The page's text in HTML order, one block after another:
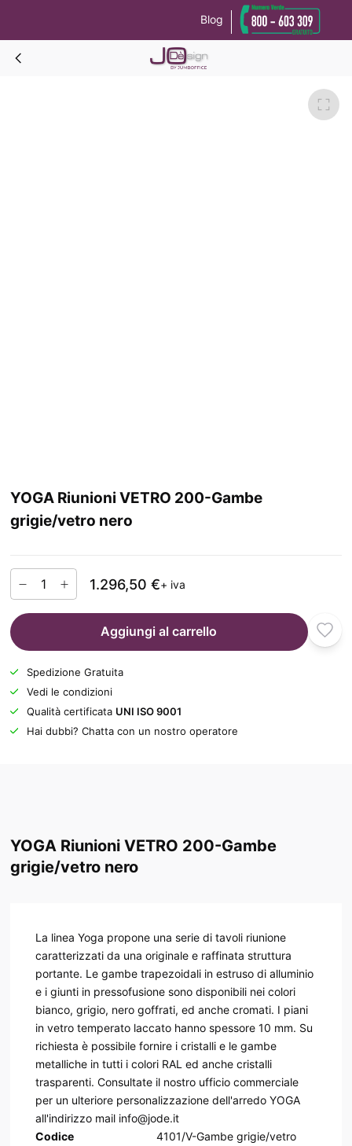
Blog
YOGA Riunioni VETRO 200-Gambe
grigie/vetro nero
1.296,50 €+ iva
Aggiungi al carrello
Spedizione Gratuita
Vedi le condizioni
Qualità certificata UNI ISO 9001
Hai dubbi? Chatta con un nostro operatore
YOGA Riunioni VETRO 200-Gambe
grigie/vetro nero
La linea Yoga propone una serie di tavoli riunione
caratterizzati da una originale e raffinata struttura
portante. Le gambe trapezoidali in estruso di alluminio
e i giunti in pressofusione sono disponibili nei colori
bianco, grigio, nero goffrati, ed anche cromati. I piani
in vetro temperato laccato hanno spessore 10 mm. Su
richiesta è possibile fornire i cristalli e le gambe
metalliche in tutti i colori RAL ed anche cristalli
trasparenti. Consultate il nostro ufficio commerciale
per un ulteriore personalizzazione dell'arredo YOGA
all'indirizzo mail info@jode.it
Codice
4101/V-Gambe grigie/vetro
Informativa sulla raccolta
Le tue preferenze relative alla privacy